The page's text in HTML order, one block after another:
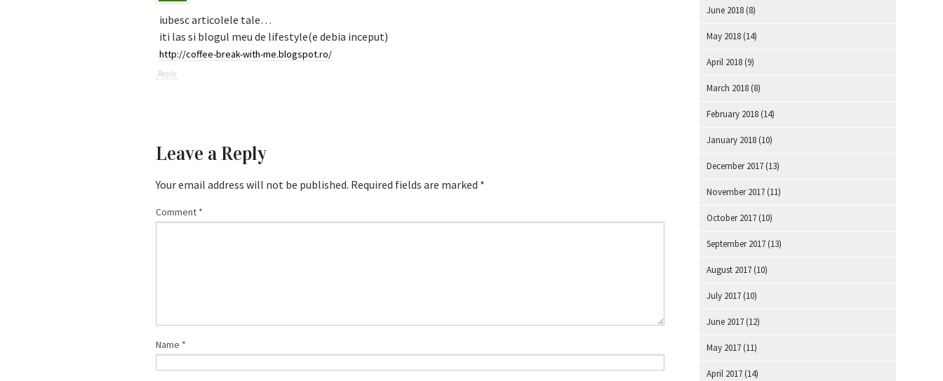
iubesc articolele tale…
iti las si blogul meu de lifestyle(e debia inceput)
http://coffee-break-with-me.blogspot.ro/
Reply
Leave a Reply
Your email address will not be published. Required fields are marked *
Comment *
Name *
June 2018 (8)
May 2018 (14)
April 2018 (9)
March 2018 (8)
February 2018 (14)
January 2018 (10)
December 2017 (13)
November 2017 (11)
October 2017 (10)
September 2017 (13)
August 2017 (10)
July 2017 (10)
June 2017 (12)
May 2017 (11)
April 2017 (14)